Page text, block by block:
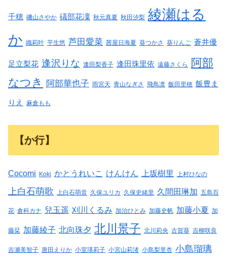
千穂 磯山さやか 礒部花凜 秋元真夏 秋田汐梨 綾瀬はる
か 織莉叶 芋生悠 芦田愛菜 茜屋日海夏 葵つかさ 葵りんご 蒼井優
足立梨花 逢沢りな 逢田梨香子 逢田珠里依 遠藤さくら
阿部
なつき
阿部華也子 雨宮天 青山なぎさ 飛鳥凛 飯田里穂 飯豊ま
りえ 麻倉もも
【か行】
Cocomi Koki かとうれいこ けんけん 上坂樹里 上村ひなの
上白石萌歌 上白石萌音 久保ユリカ 久保史緒里 久間田琳加 五島百
花 倉科カナ 兒玉遥 刈川くるみ 加治ひとみ 加藤史帆 加藤小夏 加
藤栞 加藤綾子 北向珠夕 北川景子 北川莉央 古賀葵 吉柳咲良
吉瀬美智子 唐田えりか 小室瑛莉子 小宮山莉渚 小島梨里杏 小島瑠璃